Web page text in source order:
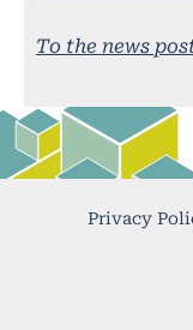
To the news
Privacy